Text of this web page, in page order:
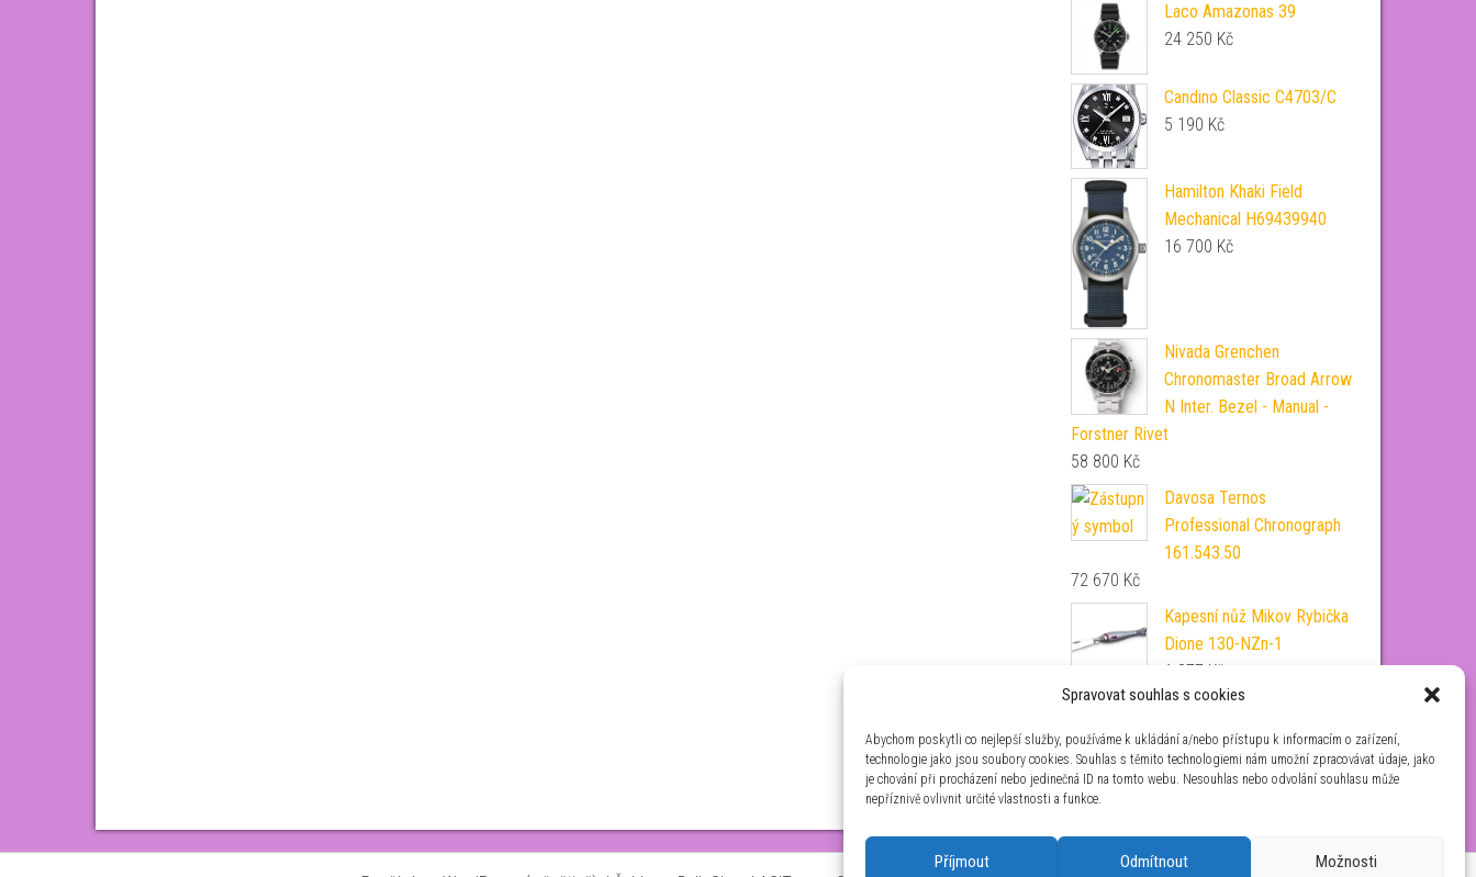
Spravovat souhlas s cookies
Abychom poskytli co nejlepší služby, používáme k ukládání a/nebo přístupu k informacím o zařízení,
technologie jako jsou soubory cookies. Souhlas s těmito technologiemi nám umožní zpracovávat údaje, jako
je chování při procházení nebo jedinečná ID na tomto webu. Nesouhlas nebo odvolání souhlasu může
nepříznivě ovlivnit určité vlastnosti a funkce.
Příjmout Odmítnout Možnosti
Laco Amazonas 39
24 250 Kč
Candino Classic C4703/C
5 190 Kč
Hamilton Khaki Field
Mechanical H69439940
16 700 Kč
Nivada Grenchen
Chronomaster Broad Arrow
N Inter. Bezel - Manual -
Forstner Rivet
58 800 Kč
Davosa Ternos
Professional Chronograph
161.543.50
72 670 Kč
Kapesní nůž Mikov Rybička
Dione 130-NZn-1
1 877 Kč
Kazeta na šperky Wolf Zoe
Large 393012
21 375Kč